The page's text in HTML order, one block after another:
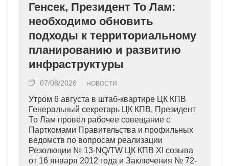
Генсек, Президент То Лам:
необходимо обновить
подходы к территориальному
планированию и развитию
инфраструктуры
07/08/2026 НОВОСТИ
Утром 6 августа в штаб-квартире ЦК КПВ
Генеральный секретарь ЦК КПВ, Президент
То Лам провёл рабочее совещание с
Парткомами Правительства и профильных
ведомств по вопросам реализации
Резолюции № 13-NQ/TW ЦК КПВ XI созыва
от 16 января 2012 года и Заключения № 72-